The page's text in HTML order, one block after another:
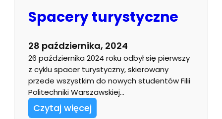
Spacery turystyczne
28 października, 2024
26 października 2024 roku odbył się pierwszy
z cyklu spacer turystyczny, skierowany
przede wszystkim do nowych studentów Filii
Politechniki Warszawskiej…
Czytaj więcej